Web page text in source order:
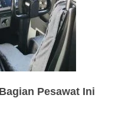
Pesawat Ini